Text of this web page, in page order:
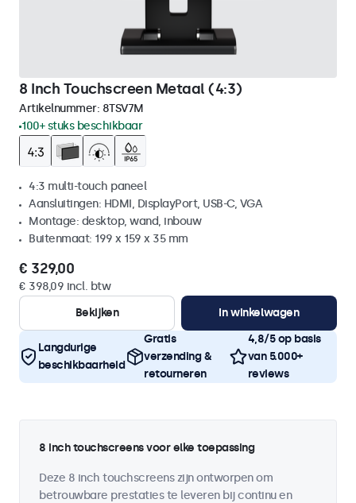
8 Inch Touchscreen Metaal (4:3)
Artikelnummer: 8TSV7M
100+ stuks beschikbaar
4:3 multi-touch paneel
Aansluitingen: HDMI, DisplayPort, USB-C, VGA
Montage: desktop, wand, inbouw
Buitenmaat: 199 x 159 x 35 mm
€ 329,00
€ 398,09 incl. btw
Bekijken
In winkelwagen
Langdurige
beschikbaarheid
Gratis
verzending &
retourneren
4,8/5 op basis
van 5.000+
reviews
8 inch touchscreens voor elke toepassing
Deze 8 inch touchscreens zijn ontworpen om
betrouwbare prestaties te leveren bij continu en